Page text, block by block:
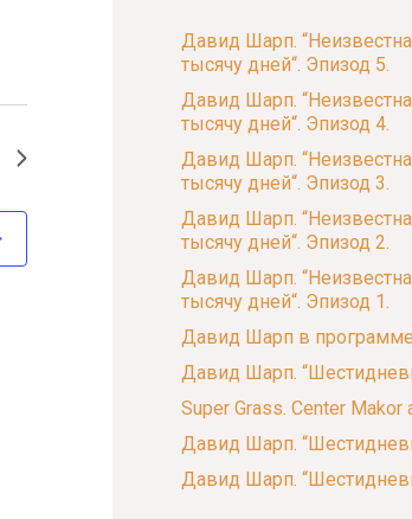
Давид Шарп.
тысячу дней“. Эпизод 5.
Давид Шарп.
тысячу дней“. Эпизод 4.
Давид Шарп.
тысячу дней“. Эпизод 3.
Давид Шарп.
тысячу дней“. Эпизод 2.
Давид Шарп.
тысячу дней“. Эпизод 1.
Давид Шарп в программе
Давид Шарп.
Super Grass. Center Makor
Давид Шарп.
Давид Шарп.